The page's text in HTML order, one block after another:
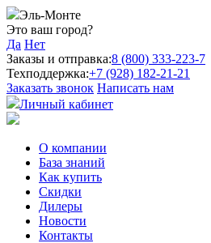
Эль-Монте
Это ваш город?
Да Нет
Заказы и отправка:8 (800) 333-223-7
Техподдержка:+7 (928) 182-21-21
Заказать звонок Написать нам
Личный кабинет
О компании
База знаний
Как купить
Скидки
Дилеры
Новости
Контакты